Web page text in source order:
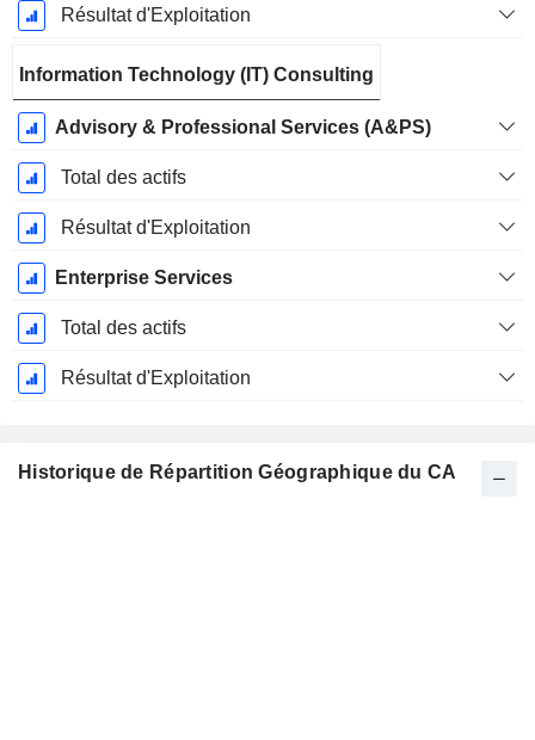
Résultat d'Exploitation
Information Technology (IT) Consulting
Advisory & Professional Services (A&PS)
Total des actifs
Résultat d'Exploitation
Enterprise Services
Total des actifs
Résultat d'Exploitation
Historique de Répartition Géographique du CA